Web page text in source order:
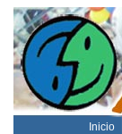
Inicio